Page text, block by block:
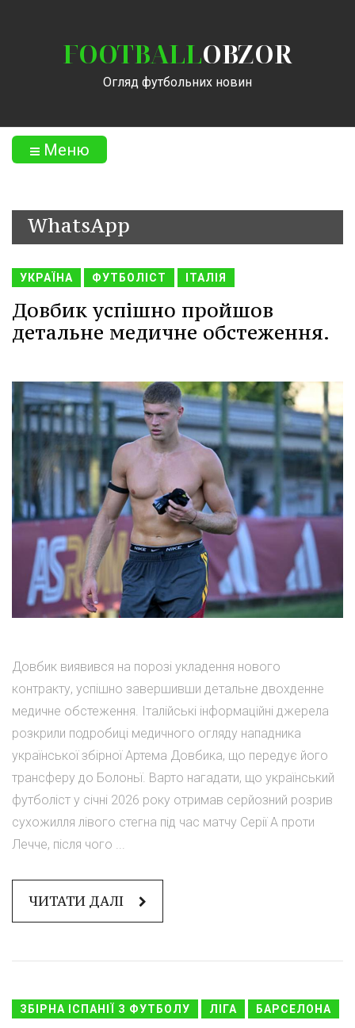
FOOTBALLOBZOR
Огляд футбольних новин
Меню
WhatsApp
УКРАЇНА ФУТБОЛІСТ ІТАЛІЯ
Довбик успішно пройшов
детальне медичне обстеження.
Довбик виявився на порозі укладення нового
контракту, успішно завершивши детальне двохденне
медичне обстеження. Італійські інформаційні джерела
розкрили подробиці медичного огляду нападника
української збірної Артема Довбика, що передує його
трансферу до Болоньї. Варто нагадати, що український
футболіст у січні 2026 року отримав серйозний розрив
сухожилля лівого стегна під час матчу Серії А проти
Лечче, після чого ...
ЧИТАТИ ДАЛІ
ЗБІРНА ІСПАНІЇ З ФУТБОЛУ ЛІГА БАРСЕЛОНА